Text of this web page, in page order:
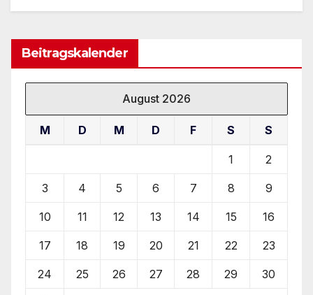
Beitragskalender
August 2026
M D M D F S S
1 2
3 4 5 6 7 8 9
10 11 12 13 14 15 16
17 18 19 20 21 22 23
24 25 26 27 28 29 30